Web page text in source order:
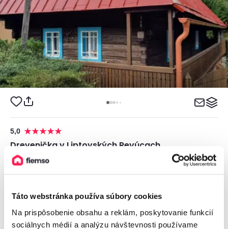
Táto webstránka používa súbory cookies
Na prispôsobenie obsahu a reklám, poskytovanie funkcií
sociálnych médií a analýzu návštevnosti používame
5,0
Drevenička v Liptovských Revúcach
Drevenica, Liptovské Revúce, Slovensko
od 150€ / noc